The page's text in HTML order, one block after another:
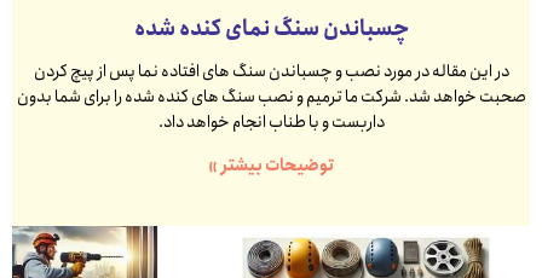
چسباندن سنگ نمای کنده شده
در این مقاله در مورد نصب و چسباندن سنگ های افتاده نما پس از پیچ کردن
صحبت خواهد شد. شرکت ما ترمیم و نصب سنگ های کنده شده را برای شما بدون
داربست و با طناب انجام خواهد داد.
توضیحات بیشتر »